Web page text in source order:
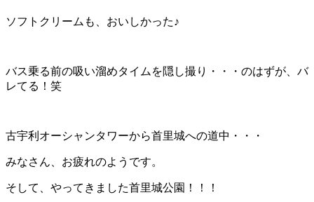
ソフトクリームも、おいしかった♪
バス乗る前の吸い溜めタイムを隠し撮り・・・のはずが、バ
レてる！笑
古宇利オーシャンタワーから首里城への道中・・・
みなさん、お疲れのようです。
そして、やってきました首里城公園！！！